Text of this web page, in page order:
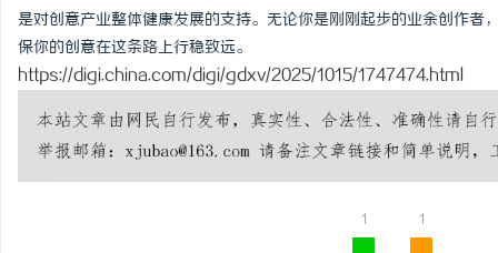
是对创意产业整体健康发展的支持。无论你是刚刚起步的业余创作
保你的创意在这条路上行稳致远。
https://digi.china.com/digi/gdxv/2025/1015/1747474.html
1 1